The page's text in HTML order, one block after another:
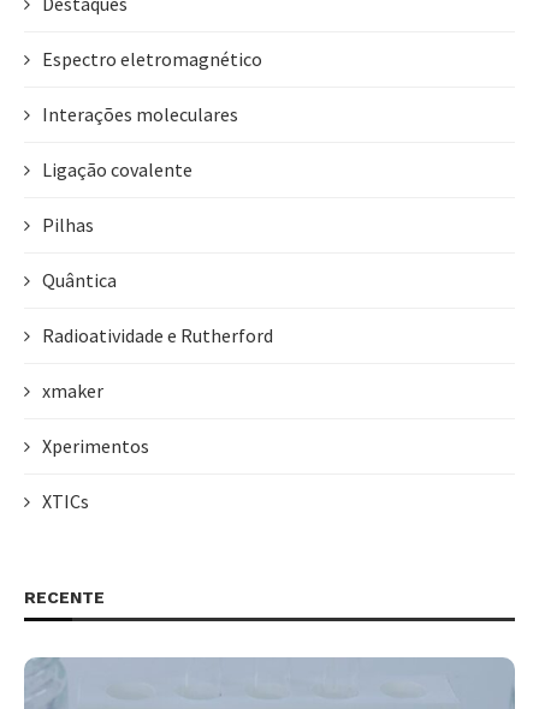
Espectro eletromagnético
Interações moleculares
Ligação covalente
Pilhas
Quântica
Radioatividade e Rutherford
xmaker
Xperimentos
XTICs
RECENTE